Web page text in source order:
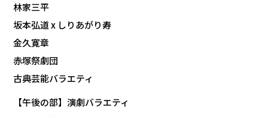
林家三平
坂本弘道 x しりあがり寿
金久寛章
赤塚祭劇団
古典芸能バラエティ
【午後の部】演劇バラエティ